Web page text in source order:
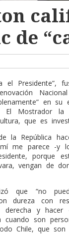
de
el Presidente”,
en
El Mostrador la
que es
la República
me parece -y
porque
vengan de
que “no
dureza con
derecha y
cuando son
Chile, que son